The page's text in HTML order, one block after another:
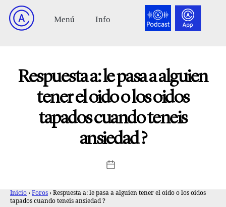
Respuesta a: le pasa a alguien
tener el oido o los oidos
tapados cuando teneis
ansiedad ?
Inicio › Foros › Respuesta a: le pasa a alguien tener el oido o los oidos
tapados cuando teneis ansiedad ?